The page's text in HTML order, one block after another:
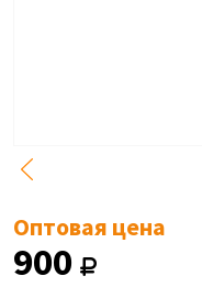
Оптовая цена
900